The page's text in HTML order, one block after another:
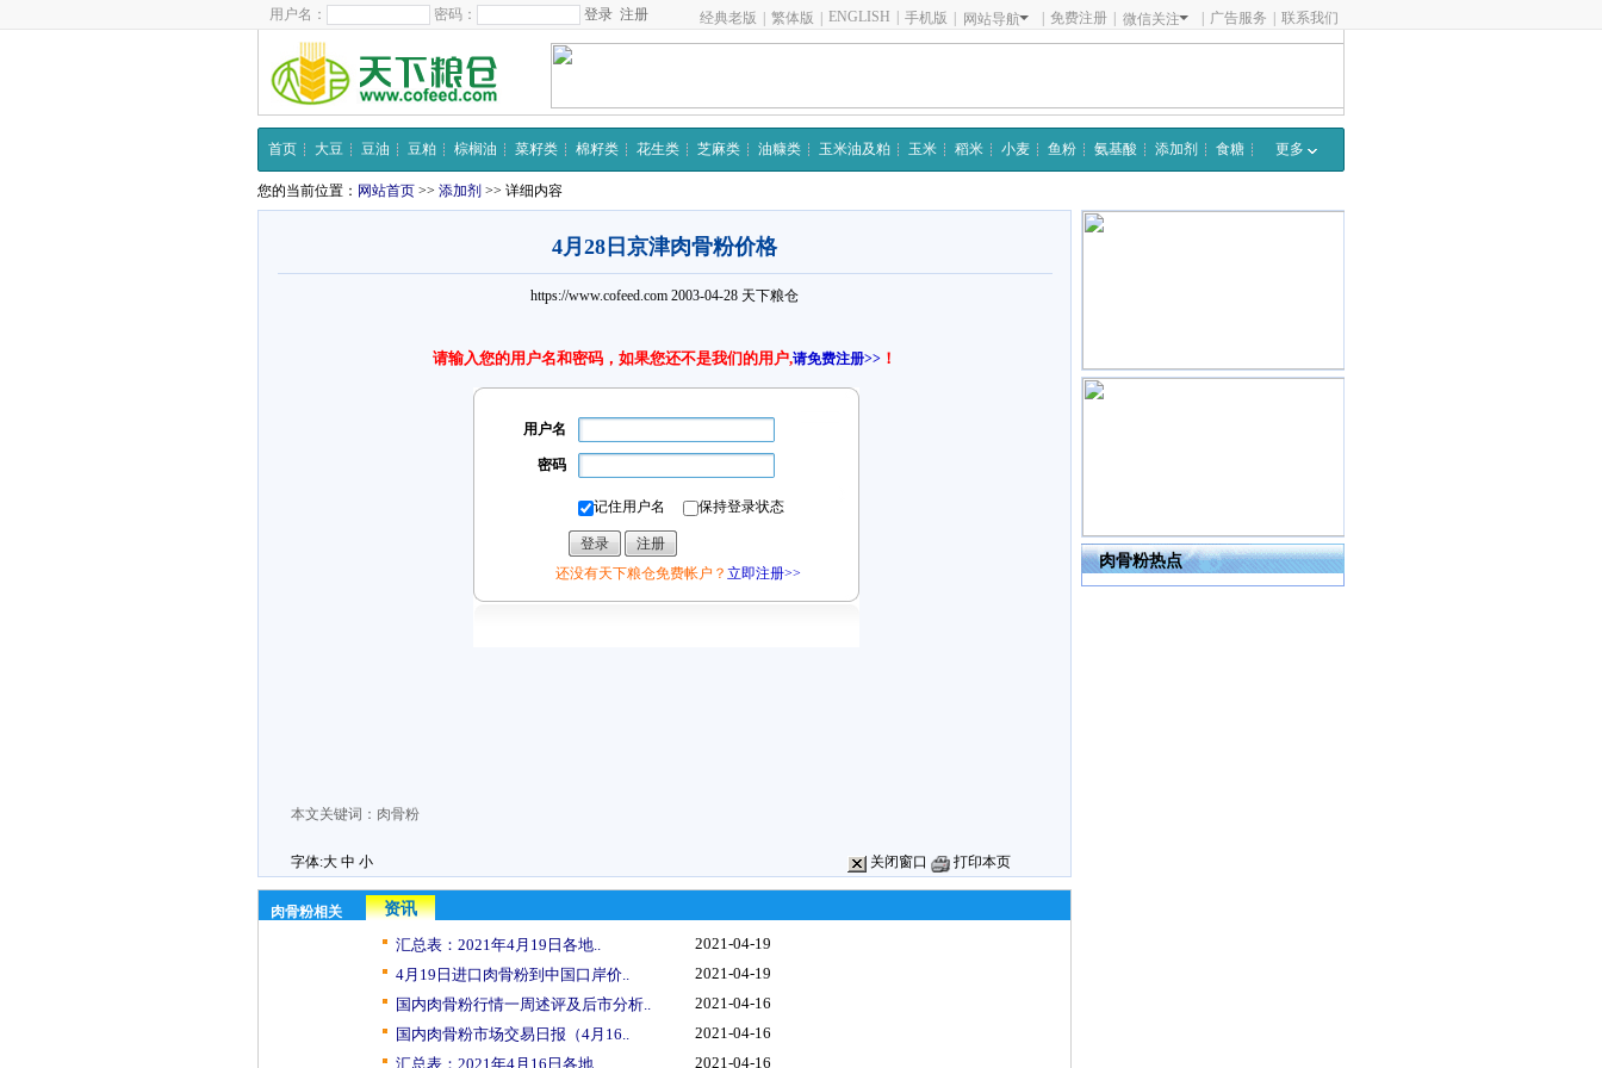
用户名： 密码： 注册 经典老版 繁体版 ENGLISH 手机版 网站导航 免费注册 微信关注 广告服务 联系我们
首页 大豆 豆油 豆粕 棕榈油 菜籽类 棉籽类 花生类 芝麻类 油糠类 玉米油及粕 玉米 稻米 小麦 鱼粉 氨基酸 添加剂 食糖 更多
您的当前位置： 网站首页 >> 添加剂 >> 详细内容
4月28日京津肉骨粉价格
https://www.cofeed.com 2003-04-28 天下粮仓
请输入您的用户名和密码，如果您还不是我们的用户,请免费注册>> ！
用户名
密码
记住用户名 保持登录状态
还没有天下粮仓免费帐户？ 立即注册>>
本文关键词： 肉骨粉
字体:大 中 小 关闭窗口 打印本页
肉骨粉相关
资讯
汇总表：2021年4月19日各地..
2021-04-19
4月19日进口肉骨粉到中国口岸价..
2021-04-19
国内肉骨粉行情一周述评及后市分析..
2021-04-16
国内肉骨粉市场交易日报（4月16..
2021-04-16
汇总表：2021年4月16日各地..
2021-04-16
肉骨粉热点